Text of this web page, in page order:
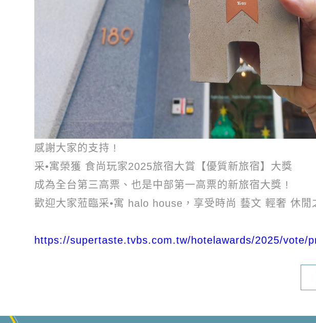
感謝大家的支持 !
采•寓榮獲 食尚玩家2025旅宿大賞【優質新旅宿】大獎
成為全台第三高票、也是中部第一高票的新旅宿大獎 !
歡迎大家蒞臨采•寓 halo house，享受時尚 藝文 輕奢 休閒
https://supertaste.tvbs.com.tw/hotelawards/2025/vote/